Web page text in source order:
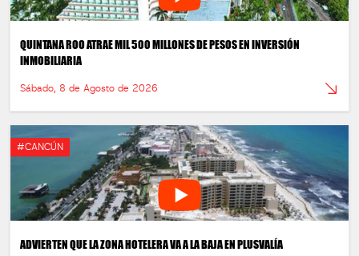
QUINTANA ROO ATRAE MIL 500 MILLONES DE PESOS EN INVERSIÓN
INMOBILIARIA
Sábado, 8 de Agosto de 2026
#CANCÚN
ADVIERTEN QUE LA ZONA HOTELERA VA A LA BAJA EN PLUSVALÍA